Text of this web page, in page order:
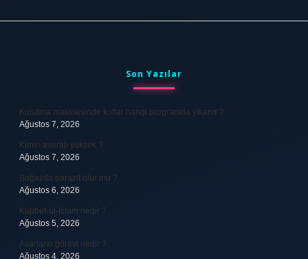
Son Yazılar
Kurutma makinesinde kotlar hangi programda yıkanır ?
Ağustos 7, 2026
Kimin averajı yüksek ?
Ağustos 7, 2026
Boğazda parazit olur mu ?
Ağustos 6, 2026
Kubbet-ül-İslam nedir ?
Ağustos 5, 2026
Avarların görevi nedir ?
Ağustos 4, 2026